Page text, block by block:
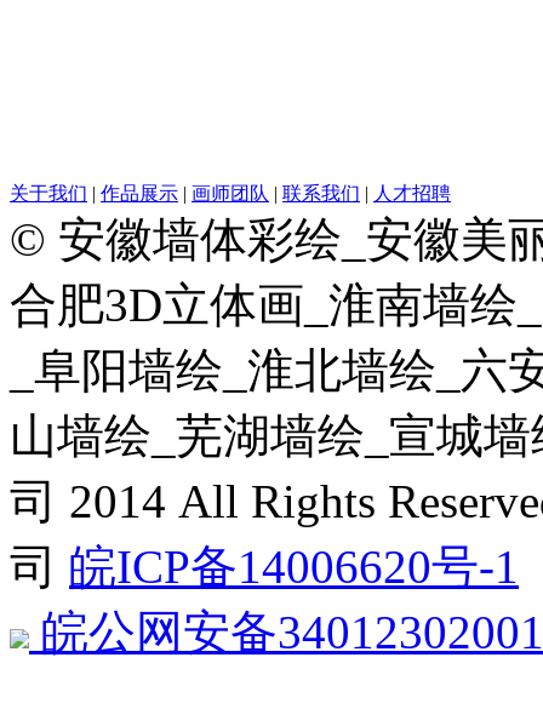
关于我们 | 作品展示 | 画师团队 | 联系我们 | 人才招聘
© 安徽墙体彩绘_安徽美
合肥3D立体画_淮南墙绘
_阜阳墙绘_淮北墙绘_
山墙绘_芜湖墙绘_宣城
司 2014 All Rights
司 皖ICP备14006620号-1
皖公网安备